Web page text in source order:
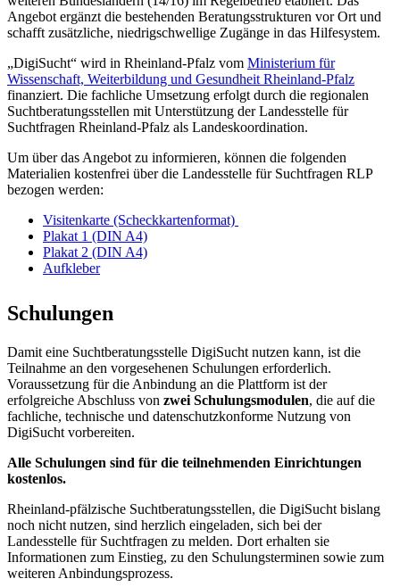
Angebot ergänzt die bestehenden Beratungsstrukturen vor Ort und
schafft zusätzliche, niedrigschwellige Zugänge in das Hilfesystem.
„DigiSucht“ wird in Rheinland-Pfalz vom Ministerium für
Wissenschaft, Weiterbildung und Gesundheit Rheinland-Pfalz
finanziert. Die fachliche Umsetzung erfolgt durch die regionalen
Suchtberatungsstellen mit Unterstützung der Landesstelle für
Suchtfragen Rheinland-Pfalz als Landeskoordination.
Um über das Angebot zu informieren, können die folgenden
Materialien kostenfrei über die Landesstelle für Suchtfragen RLP
bezogen werden:
Visitenkarte (Scheckkartenformat)
Plakat 1 (DIN A4)
Plakat 2 (DIN A4)
Aufkleber
Schulungen
Damit eine Suchtberatungsstelle DigiSucht nutzen kann, ist die
Teilnahme an den vorgesehenen Schulungen erforderlich.
Voraussetzung für die Anbindung an die Plattform ist der
erfolgreiche Abschluss von zwei Schulungsmodulen, die auf die
fachliche, technische und datenschutzkonforme Nutzung von
DigiSucht vorbereiten.
Alle Schulungen sind für die teilnehmenden Einrichtungen
kostenlos.
Rheinland-pfälzische Suchtberatungsstellen, die DigiSucht bislang
noch nicht nutzen, sind herzlich eingeladen, sich bei der
Landesstelle für Suchtfragen zu melden. Dort erhalten sie
Informationen zum Einstieg, zu den Schulungsterminen sowie zum
weiteren Anbindungsprozess.